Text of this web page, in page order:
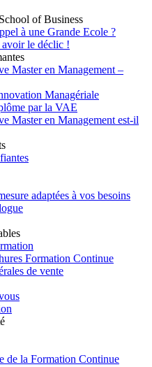
of Business
à une Grande Ecole ?
avoir le déclic !
Master en Management –
Managériale
par la VAE
Master en Management est-il
adaptées à vos besoins
Formation Continue
de vente
de la Formation Continue